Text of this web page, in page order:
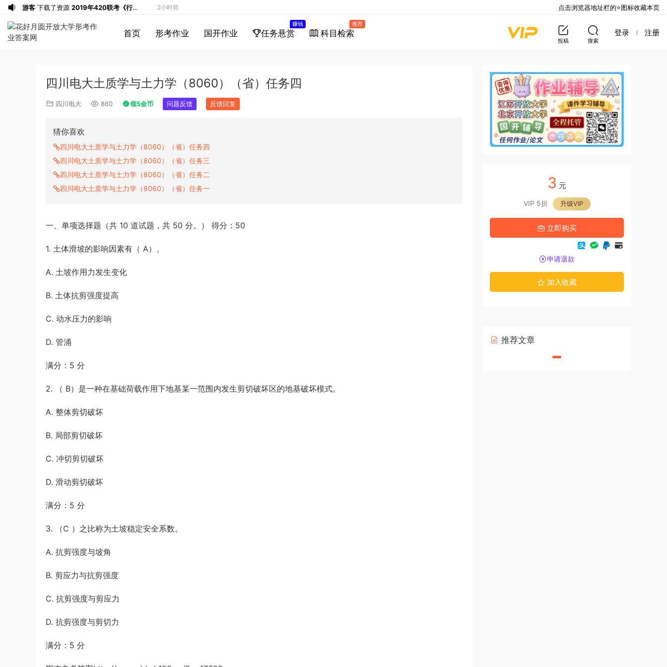
首页 形考作业 国开作业 任务悬赏
赚钱
科目检索
推荐
投稿 搜索
登录 注册
四川电大土质学与土力学（8060）（省）任务四
四川电大 860 领5金币 问题反馈 反馈回复
猜你喜欢
四川电大土质学与土力学（8060）（省）任务四
四川电大土质学与土力学（8060）（省）任务三
四川电大土质学与土力学（8060）（省）任务二
四川电大土质学与土力学（8060）（省）任务一
一、单项选择题（共 10 道试题，共 50 分。） 得分：50
1. 土体滑坡的影响因素有（ A）。
A. 土坡作用力发生变化
B. 土体抗剪强度提高
C. 动水压力的影响
D. 管涌
满分：5 分
2. （ B）是一种在基础荷载作用下地基某一范围内发生剪切破坏区的地基破坏模式。
A. 整体剪切破坏
B. 局部剪切破坏
C. 冲切剪切破坏
D. 滑动剪切破坏
满分：5 分
3. （C ）之比称为土坡稳定安全系数。
A. 抗剪强度与坡角
B. 剪应力与抗剪强度
C. 抗剪强度与剪应力
D. 抗剪强度与剪切力
满分：5 分
3 元
VIP 5折 升级VIP
立即购买
申请退款
加入收藏
推荐文章
游客 下载了资源 2019年420联考《行
测》真题（河南县级以上）答案及解析
2小时前
a*******投稿收入增加60块钱
a*******
代寫國立空中大學
3小时前
《行测》真题（县级）答案及解析
下载了资源2004年广东公务员考试
5小时前
創意、健康與生產力的最高生活法
5小时前
從起床到就寢，用大腦喜歡的模式，活出
5小时前
购买了资源
創意、健康與生產力的最高生活法
加入了本站 5小时前
加入了本站 5小时前
登录了本站 39分钟前
登录了本站 2小时前
点击浏览器地址栏的⭐图标收藏本页